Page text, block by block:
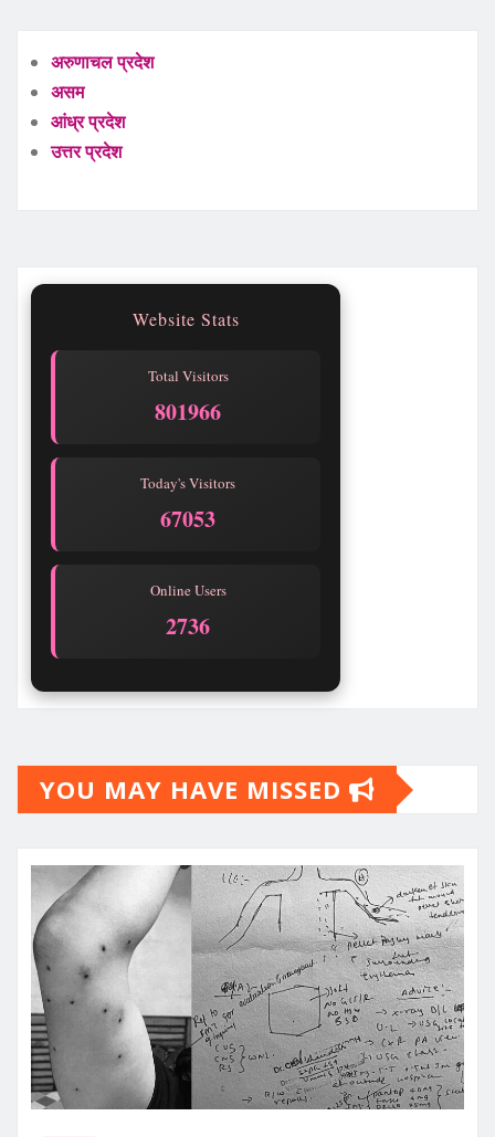
अरुणाचल प्रदेश
असम
आंध्र प्रदेश
उत्तर प्रदेश
Website Stats
Total Visitors
801966
Today's Visitors
67053
Online Users
2736
YOU MAY HAVE MISSED